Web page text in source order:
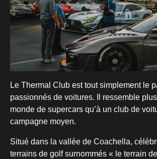
Le Thermal Club est tout simplement le
passionnés de voitures. Il ressemble
monde de supercars qu’à un club de
campagne moyen.
Situé dans la vallée de Coachella,
terrains de golf surnommés « le terrain